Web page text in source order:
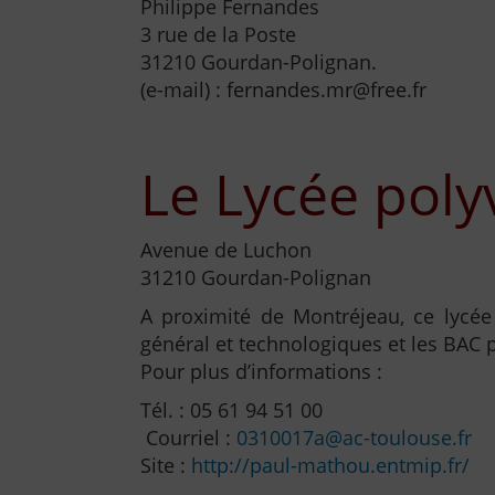
Philippe Fernandes
3 rue de la Poste
31210 Gourdan-Polignan.
(e-mail) : fernandes.mr@free.fr
Le Lycée
Avenue de Luchon
31210 Gourdan-Polignan
A proximité de Montréjeau, ce
général et technologiques et les BAC
Pour plus d’informations :
Tél. : 05 61 94 51 00
Courriel : 0310017a@ac-toulouse.fr
Site : http://paul-mathou.entmip.fr/